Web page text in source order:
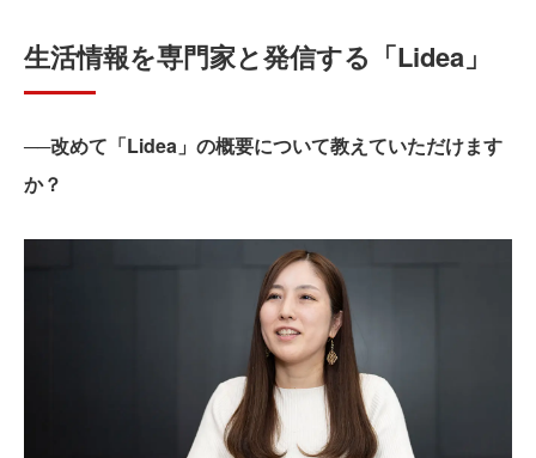
生活情報を専門家と発信する「Lidea」
──改めて「Lidea」の概要について教えていただけます
か？